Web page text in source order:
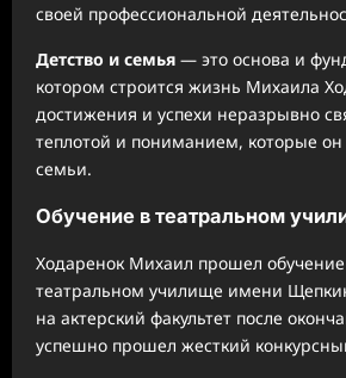
своей профессиональной
Детство и семья — это основа и
котором строится жизнь Михаила
достижения и успехи неразрывно
теплотой и пониманием, которые он
семьи.
Обучение в театральном
Ходаренок Михаил прошел
театральном училище имени
на актерский факультет после
успешно прошел жесткий